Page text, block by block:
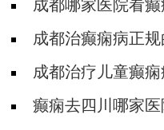
有哪些?
成都哪家医院看
痫吗?成都治癫痫病正
由什么引起的?
成都治疗儿童癫
刺激会导致癫痫病发
癫痫去四川哪家